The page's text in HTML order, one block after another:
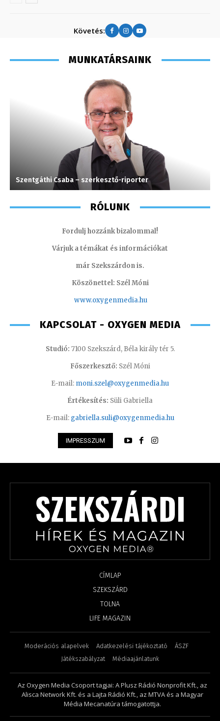
Követés:
MUNKATÁRSAINK
Szentgáthi Csaba – szerkesztő-riporter
RÓLUNK
Fordulj hozzánk bizalommal!
Várjuk a témákat és információkat
már Szekszárdon is.
Köszönettel: Szél Móni
www.oxygenmedia.hu
KAPCSOLAT - OXYGEN MEDIA
Studió: 7100 Szekszárd, Béla király tér 5.
Főszerkesztő: Szél Móni
E-mail: moni.szel@oxygenmedia.hu
Értékesítés: Süli Gabriella
E-mail: gabriella.suli@oxygenmedia.hu
IMPRESSZUM
CÍMLAP
SZEKSZÁRD
TOLNA
LIFE MAGAZIN
Moderációs alapelvek Adatkezelési tájékoztató
ÁSZF
Játékszabályzat
Médiaajánlatunk
Az Oxygen Media Csoport tagjai: A Plusz Rádió Nonprofit Kft., az
Alisca Network Kft. és a Lajta Rádió Kft., az MTVA és a Magyar
Média Mecanatúra támogatottja.